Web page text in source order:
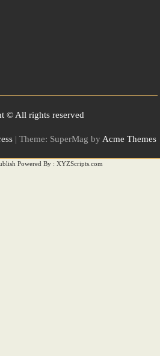
© All rights reserved
| Theme: SuperMag by Acme Themes
Powered By : XYZScripts.com